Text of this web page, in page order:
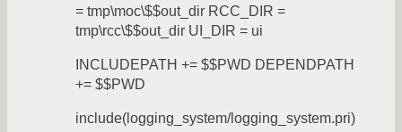
= tmp\moc\$$out_dir RCC_DIR =
tmp\rcc\$$out_dir UI_DIR = ui
INCLUDEPATH += $$PWD DEPENDPATH
+= $$PWD
include(logging_system/logging_system.pri)